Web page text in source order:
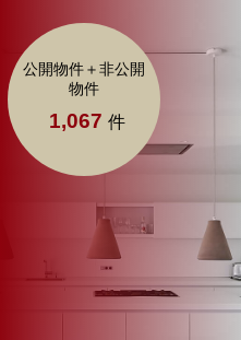
公開物件＋非公開
物件
1,067 件